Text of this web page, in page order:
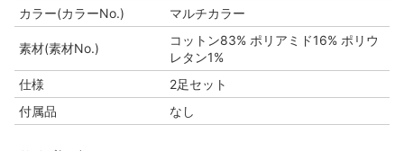
カラー(カラーNo.)
マルチカラー
素材(素材No.)
コットン83% ポリアミド16% ポリウ
レタン1%
仕様
2足セット
付属品
なし